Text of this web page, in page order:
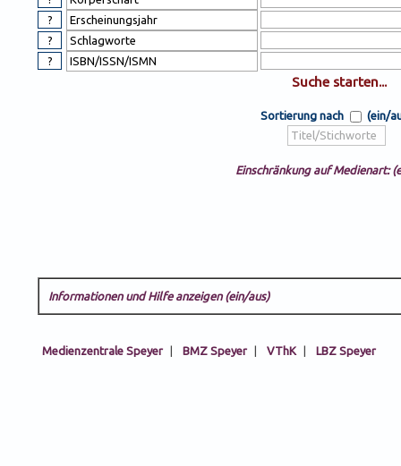
Sortierung nach (ein/
Einschränkung auf Medienart:
Informationen und Hilfe anzeigen (ein/aus)
Medienzentrale Speyer | BMZ Speyer | VThK | LBZ Speyer